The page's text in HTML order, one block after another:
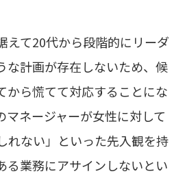
えて20代から段階的にリーダ
な計画が存在しないため、候
から慌てて対応することにな
マネージャーが女性に対して
れない」といった先入観を持
る業務にアサインしないとい